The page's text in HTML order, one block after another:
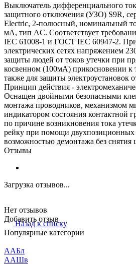
Выключатель дифференциального
защитного отключения (УЗО) S9R,
Electric, 2-полюсный, номинальный
мА, тип AC. Соответствует
IEC 61008-1 и ГОСТ IEC 60947-2.
электрических сетях напряжением
защиты людей от токов утечки при
косвенном (100мА) прикосновении к
также для защиты электроустановок
Принцип действия -
Оснащен двойными безопасными
монтажа проводников, механизмом
индикатором состояния контактной
по причине возникновения тока
рейку при помощи двухпозиционных
возможностью демонтажа без
Отзывы
Загрузка отзывов...
Нет отзывов
Добавить отзыв
Назад к списку
Популярные категории
ААБл
ААШв